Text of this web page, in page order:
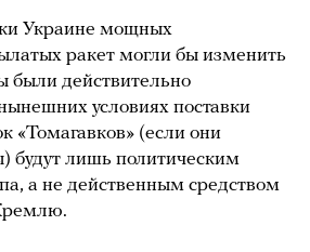
Украине мощных
ракет могли бы изменить
были действительно
условиях поставки
«Томагавков» (если они
будут лишь политическим
а не действенным средством